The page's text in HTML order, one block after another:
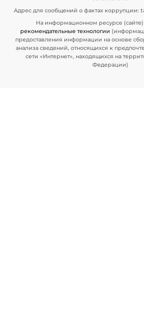
Адрес для сообщений о фактах
На информационном ресурсе
рекомендательные технологии
предоставления информации на основе
анализа сведений, относящихся к
сети «Интернет», находящихся на
Федерации)